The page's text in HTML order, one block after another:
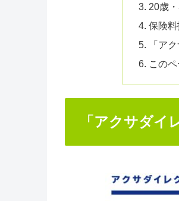
20歳
保険
「ア
この
「アクサダイ